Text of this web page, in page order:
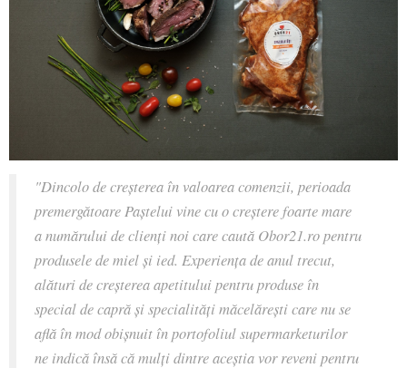
"Dincolo de creșterea în valoarea comenzii, perioada
premergătoare Paștelui vine cu o creștere foarte mare
a numărului de clienți noi care caută Obor21.ro pentru
produsele de miel și ied. Experiența de anul trecut,
alături de creșterea apetitului pentru produse în
special de capră și specialități măcelărești care nu se
află în mod obișnuit în portofoliul supermarketurilor
ne indică însă că mulți dintre aceștia vor reveni pentru